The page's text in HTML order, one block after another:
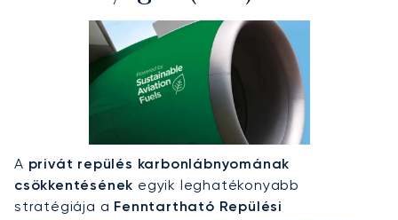
A privát repülés karbonlábnyomának
csökkentésének egyik leghatékonyabb
stratégiája a Fenntartható Repülési